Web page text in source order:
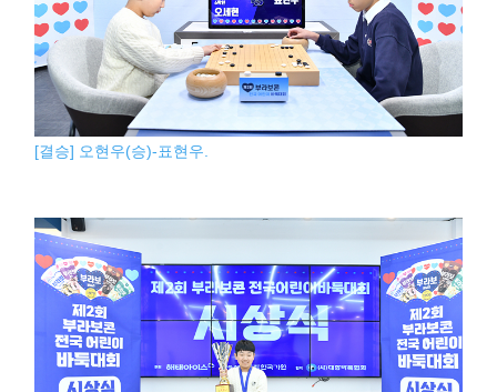
[결승] 오현우(승)-표현우.